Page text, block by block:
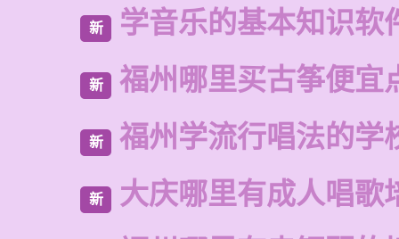
新 学音乐的基本知识软
新 福州哪里买古筝便宜
新 福州学流行唱法的学
新 大庆哪里有成人唱歌